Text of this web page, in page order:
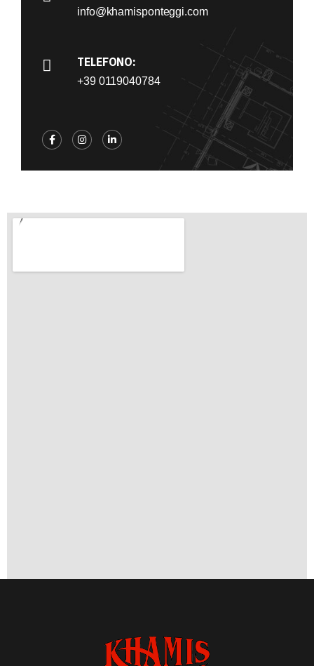
info@khamisponteggi.com
TELEFONO:
+39 0119040784